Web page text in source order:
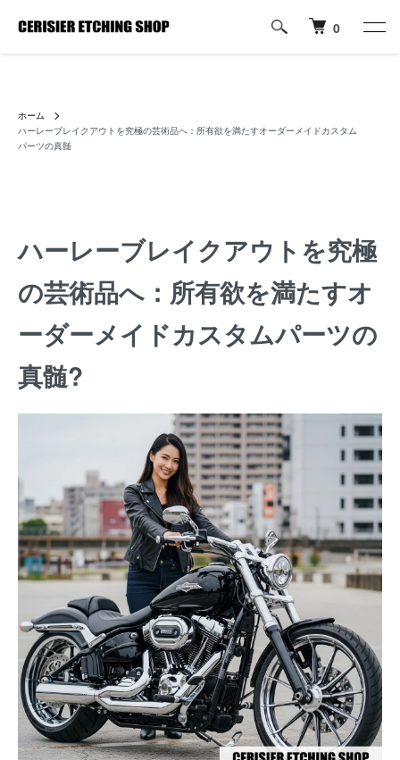
0
ホーム
ハーレーブレイクアウトを究極の芸術品へ：所有欲を満たすオーダーメイドカスタム
パーツの真髄
ハーレーブレイクアウトを究極
の芸術品へ：所有欲を満たすオ
ーダーメイドカスタムパーツの
真髄?